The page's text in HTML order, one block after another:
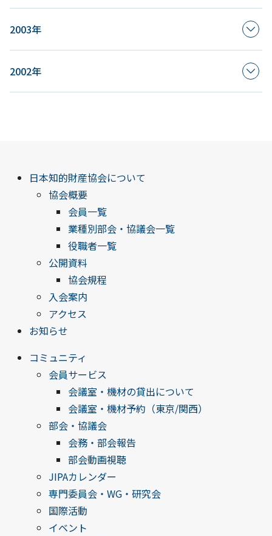
2003年
2002年
日本知的財産協会について
協会概要
会員一覧
業種別部会・協議会一覧
役職者一覧
公開資料
協会規程
入会案内
アクセス
お知らせ
コミュニティ
会員サービス
会議室・機材の貸出について
会議室・機材予約（東京/関西）
部会・協議会
会務・部会報告
部会動画視聴
JIPAカレンダー
専門委員会・WG・研究会
国際活動
イベント